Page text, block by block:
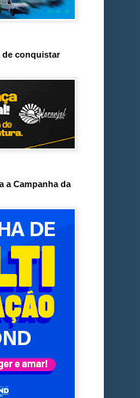
de conquistar
a Campanha da